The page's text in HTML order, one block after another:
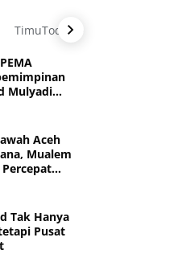
TimuToday.com
Mulyadi
Aceh
Mualem
Tak Hanya
Pusat